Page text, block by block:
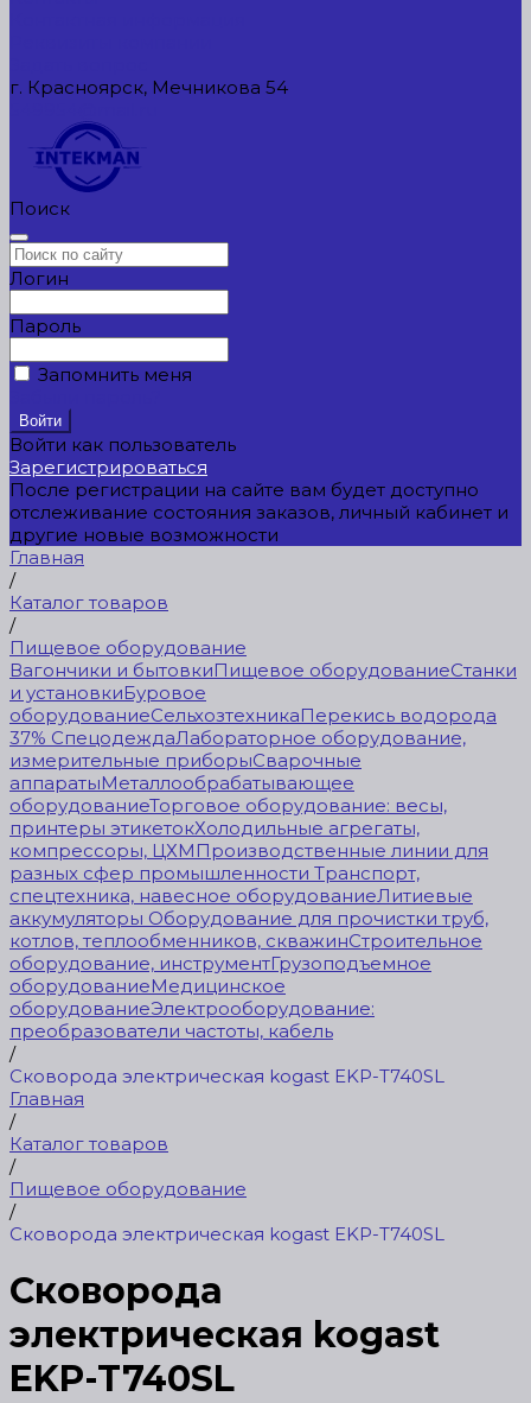
г. Красноярск, Мечникова 54
Поиск
Логин
Пароль
Запомнить меня
Войти как пользователь
Зарегистрироваться
После регистрации на сайте вам будет доступно
отслеживание состояния заказов, личный кабинет и
другие новые возможности
Главная
/
Каталог товаров
/
Пищевое оборудование
Вагончики и бытовкиПищевое оборудованиеСтанки
и установкиБуровое
оборудованиеСельхозтехникаПерекись водорода
37% СпецодеждаЛабораторное оборудование,
измерительные приборыСварочные
аппаратыМеталлообрабатывающее
оборудованиеТорговое оборудование: весы,
принтеры этикетокХолодильные агрегаты,
компрессоры, ЦХМ Производственные линии для
разных сфер промышленности Транспорт,
спецтехника, навесное оборудованиеЛитиевые
аккумуляторы Оборудование для прочистки труб,
котлов, теплообменников, скважинСтроительное
оборудование, инструментГрузоподъемное
оборудованиеМедицинское
оборудованиеЭлектрооборудование:
преобразователи частоты, кабель
/
Сковорода электрическая kogast EKP-T740SL
Главная
/
Каталог товаров
/
Пищевое оборудование
/
Сковорода электрическая kogast EKP-T740SL
Сковорода
электрическая kogast
EKP-T740SL